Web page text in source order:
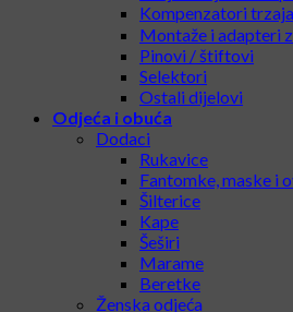
Kompenzatori
Montaže i adapteri
Pinovi / štiftovi
Selektori
Ostali dijelovi
Odjeća i obuća
Dodaci
Rukavice
Fantomke, maske i
Šilterice
Kape
Šeširi
Marame
Beretke
Ženska odjeća